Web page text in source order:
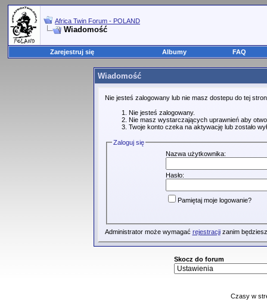
Africa Twin Forum - POLAND
Wiadomość
Zarejestruj się Albumy FAQ
Wiadomość
Nie jesteś zalogowany lub nie masz dostepu do tej
Nie jesteś zalogowany.
Nie masz wystarczających uprawnień aby
Twoje konto czeka na aktywację lub zostało
Zaloguj się
Nazwa użytkownika:
Hasło:
Pamiętaj moje logowanie?
Administrator może wymagać rejestracjizanim
Skocz do forum
Czasy w